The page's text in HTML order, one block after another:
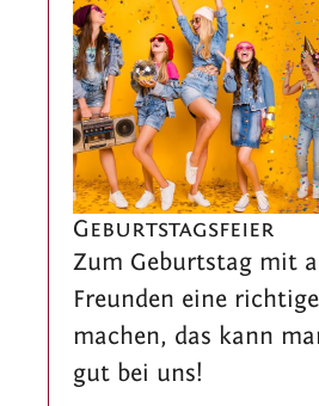
Geburtstagsfeier
Zum Geburtstag mit
Freunden eine
machen, das kann
gut bei uns!